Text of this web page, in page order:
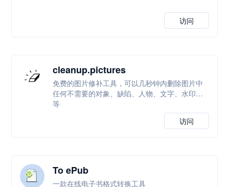
访问
cleanup.pictures
免费的图片修补工具，可以几秒钟内删除图片中
任何不需要的对象、缺陷、人物、文字、水印等
等
访问
To ePub
一款在线电子书格式转换工具